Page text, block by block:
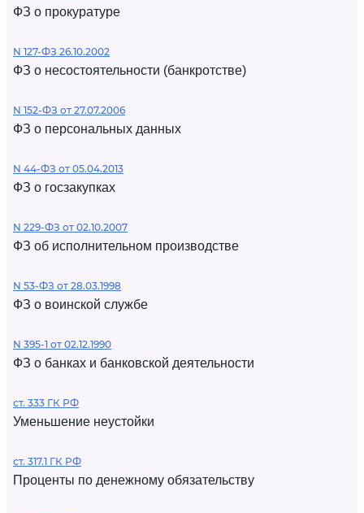
ФЗ о прокуратуре
N 127-ФЗ 26.10.2002
ФЗ о несостоятельности (банкротстве)
N 152-ФЗ от 27.07.2006
ФЗ о персональных данных
N 44-ФЗ от 05.04.2013
ФЗ о госзакупках
N 229-ФЗ от 02.10.2007
ФЗ об исполнительном производстве
N 53-ФЗ от 28.03.1998
ФЗ о воинской службе
N 395-1 от 02.12.1990
ФЗ о банках и банковской деятельности
ст. 333 ГК РФ
Уменьшение неустойки
ст. 317.1 ГК РФ
Проценты по денежному обязательству